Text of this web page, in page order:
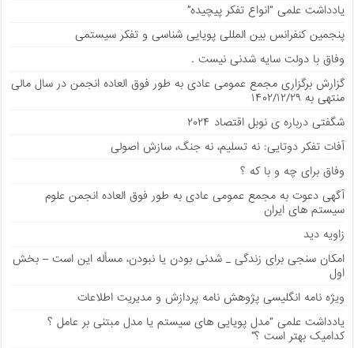
يادداشت علمی “انواع تفکر پیچیده”
پنجمین کنفرانس بین المللی پویایی شناسی و تفکر سیستمی
وفاق با دولت سایه شدنی نیست .
گزارش برگزاری مجمع عمومی عادی به طور فوق العاده انجمن در سال مالی
منتهی به ۱۴۰۲/۱۲/۲۹
شگفتی درباره ی نوبل اقتصاد ۲۰۲۴
آفات تفکر دوتایی: نه تسلیم، نه جنگ، سازش اصولی
وفاق برای چه و با که ؟
آگهی دعوت به مجمع عمومی عادی به طور فوق العاده انجمن علوم
سیستم های ایران
زاویه دید
امکان سنجی برای زندگی _ شدنی بودن یا نبودن، مسأله این است – بخش
اول
ویژه نامه انگلیسی پژوهش نامه پردازش و مدیریت اطلاعات
يادداشت علمی “مدل پویایی های سیستم یا مدل مبتنی بر عامل ؟
کدامیک بهتر است ؟”